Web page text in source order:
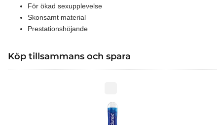
För ökad sexupplevelse
Skonsamt material
Prestationshöjande
Köp tillsammans och spara
Vattenbaserat
glidmedel
50ml